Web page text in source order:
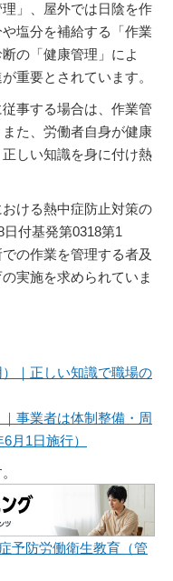
」、屋外では日陰を作
塩分を補給する「作業
の「健康管理」によ
重要とされています。
事する場合は、作業管
た、労働者自身が健康
しい知識を身に付け熱
ける熱中症防止対策の
付基発第0318第1
の作業を管理する者及
実施を求められていま
｜正しい知識で職場の
事業者は体制整備・周
月1日施行）
予防労働衛生教育（管